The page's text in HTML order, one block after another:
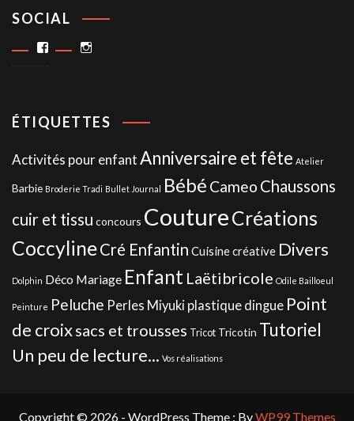
SOCIAL
Facebook
ÉTIQUETTES
Activités pour enfantAnniversaire et fête Atelier
Barbie Broderie Tradi Bullet Journal Bébé Cameo Chaussons
cuir et tissu concours CoutureCréations
CoccylineCré Enfantin Cuisine créative Divers
Dolphin Déco Mariage Enfant Laëtibricole Odile Bailloeul
Peinture Peluche Perles Miyuki plastique dingue Point
de croixsacs et trousses Tricot Tricotin Tutoriel
Un peu de lecture... Vos réalisations
Copyright © 2026 - WordPress Theme : ByWP99 Themes